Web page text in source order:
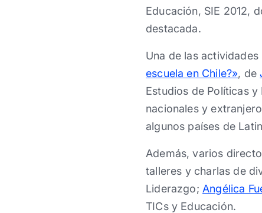
Educación, SIE 2012,
destacada.
Una de las
escuela en Chile?», de
Estudios de Políticas
nacionales y
algunos países de
Además, varios
talleres y charlas de
Liderazgo; Angélica
TICs y Educación.